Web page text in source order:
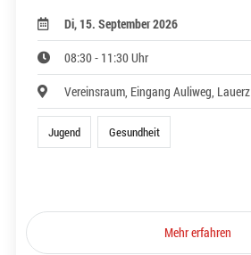
Di, 15. September 2026
08:30 - 11:30 Uhr
Vereinsraum, Eingang Auliweg, Lauerz
Jugend Gesundheit
Mehr erfahren